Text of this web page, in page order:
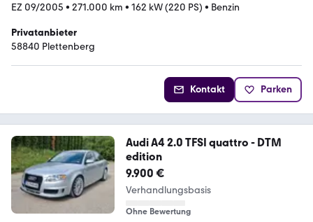
EZ 09/2005 • 271.000 km • 162 kW (220 PS) • Benzin
Privatanbieter
58840 Plettenberg
Kontakt Parken
Audi A4 2.0 TFSI quattro - DTM
edition
9.900 €
Verhandlungsbasis
Ohne Bewertung